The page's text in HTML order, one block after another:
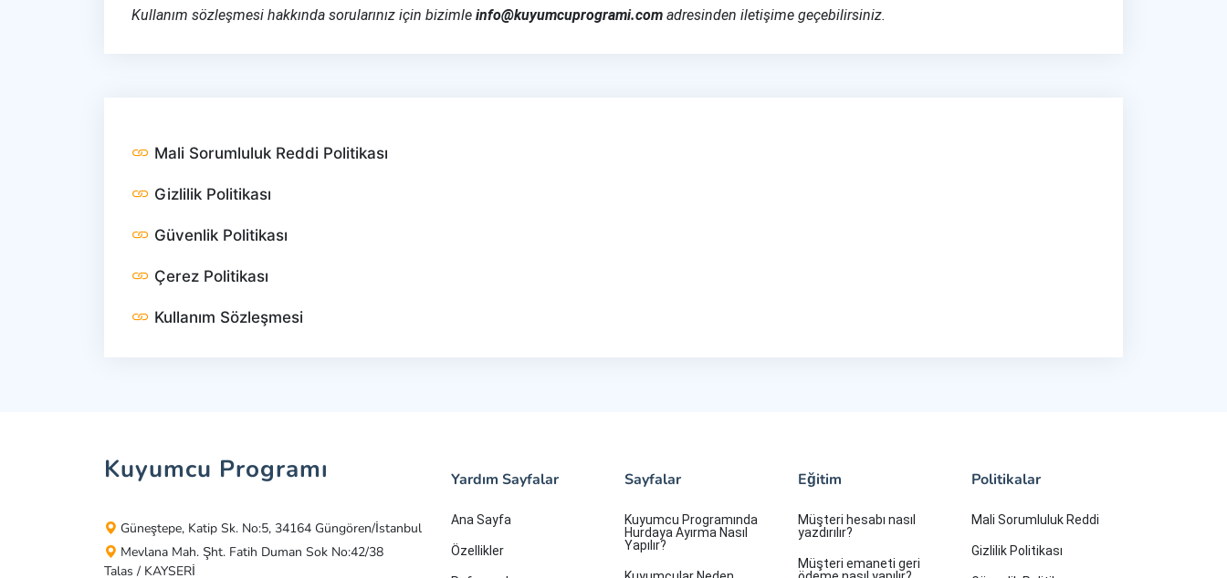
Kullanım sözleşmesi hakkında sorularınız için bizimle info@kuyumcuprogrami.com adresinden iletişime geçebilirsiniz.
Mali Sorumluluk Reddi Politikası
Gizlilik Politikası
Güvenlik Politikası
Çerez Politikası
Kullanım Sözleşmesi
Kuyumcu Programı
Güneştepe, Katip Sk. No:5, 34164 Güngören/İstanbul
Mevlana Mah. Şht. Fatih Duman Sok No:42/38
Talas / KAYSERİ
Yardım Sayfalar
Ana Sayfa
Özellikler
Sayfalar
Kuyumcu Programında
Hurdaya Ayırma Nasıl
Yapılır?
Eğitim
Müşteri hesabı nasıl
yazdırılır?
Müşteri emaneti geri
Politikalar
Mali Sorumluluk Reddi
Gizlilik Politikası